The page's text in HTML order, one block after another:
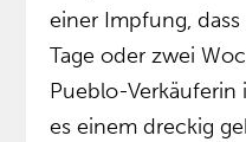
einer Impfung,
Tage oder zwei
Pueblo-Verkäuferin
es einem dreckig